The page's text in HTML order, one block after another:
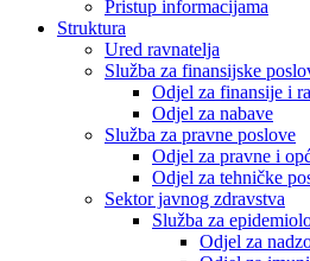
Pristup informacijama
Struktura
Ured ravnatelja
Služba za finansijske
Odjel za finansije i
Odjel za nabave
Služba za pravne poslove
Odjel za pravne i
Odjel za tehničke
Sektor javnog zdravstva
Služba za
Odjel za